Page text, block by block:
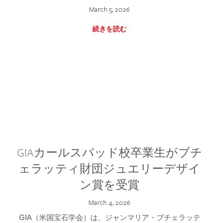
March 5, 2026
続きを読む
GIAカールスバッド校卒業生がブチ
ェラッティ財団ジュエリーデザイ
ン賞を受賞
March 4, 2026
GIA（米国宝石学会）は、ジャンマリア・ブチェラッテ